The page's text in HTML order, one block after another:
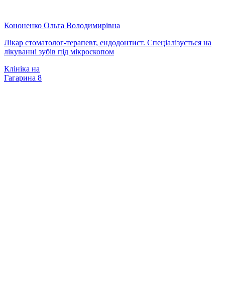
Кононенко Ольга Володимирівна
Лікар стоматолог-терапевт, ендодонтист. Спеціалізується на
лікуванні зубів під мікроскопом
Клініка на
Гагарина 8